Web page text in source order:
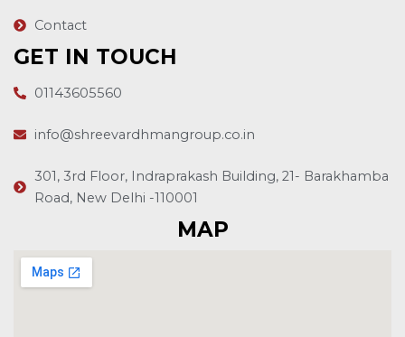
Contact
GET IN TOUCH
01143605560
info@shreevardhmangroup.co.in
301, 3rd Floor, Indraprakash Building, 21- Barakhamba
Road, New Delhi -110001
MAP